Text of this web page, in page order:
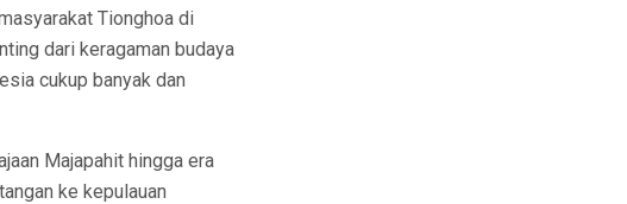
Tionghoa di
dari keragaman budaya
cukup banyak dan
Majapahit hingga era
ke kepulauan